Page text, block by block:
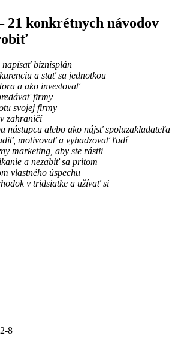
21 konkrétnych návodov
biznisplán
a stať sa jednotkou
a ako investovať
firmy
svojej firmy
zahraničí
nástupcu alebo ako nájsť spoluzakladateľa
motivovať a vyhadzovať ľudí
marketing, aby ste rástli
a nezabiť sa pritom
vlastného úspechu
v tridsiatke a užívať si
8